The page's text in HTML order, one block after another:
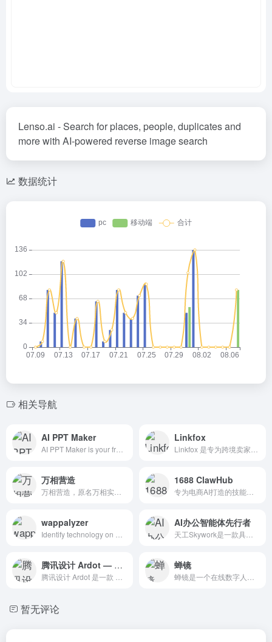
Lenso.ai - Search for places, people, duplicates and
more with AI-powered reverse image search
数据统计
相关导航
AI PPT Maker Linkfox
万相营造 1688 ClawHub
wappalyzer AI办公智能体先行者
腾讯设计 Ardot — AI 驱动的智能设计工具 蝉镜
暂无评论